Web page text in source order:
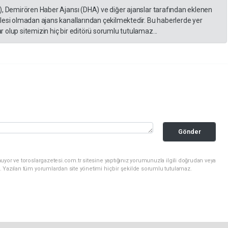
Demirören Haber Ajansı (DHA) ve diğer ajanslar tarafından eklenen
olmadan ajans kanallarından çekilmektedir. Bu haberlerde yer
sitemizin hiç bir editörü sorumlu tutulamaz...
Gönder
ve toroslargazetesi.com.tr sitesine yaptığınız yorumunuzla ilgili doğrudan veya
Yazılan tüm yorumlardan site yönetimi hiçbir şekilde sorumlu tutulamaz.